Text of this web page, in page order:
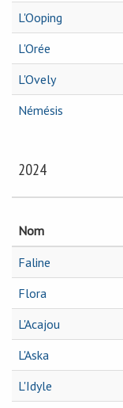
L'Ooping
L'Orée
L'Ovely
Némésis
2024
Nom
Faline
Flora
L'Acajou
L'Aska
L'Idyle